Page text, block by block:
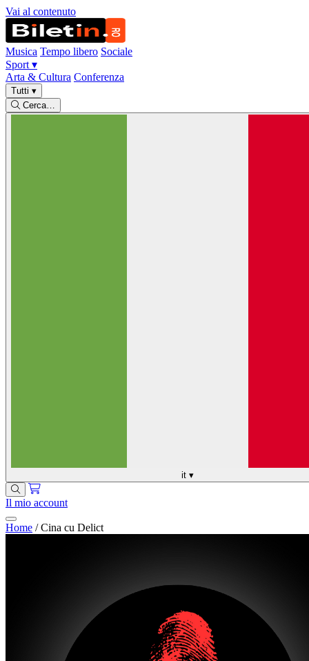
Vai al contenuto
Musica Tempo libero Sociale
Sport ▾
Arta & Cultura Conferenza
Tutti ▾
Cerca…
it ▾
Il mio account
Home / Cina cu Delict